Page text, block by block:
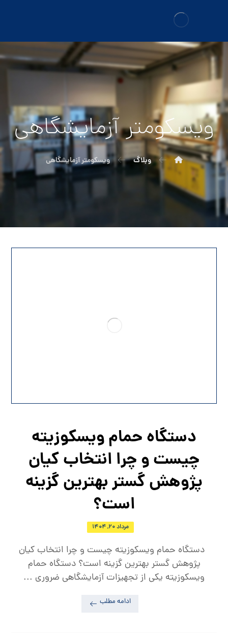
ویسکومتر آزمایشگاهی
وبلاگ ویسکومتر آزمایشگاهی
دستگاه حمام ویسکوزیته
چیست و چرا انتخاب کیان
پژوهش گستر بهترین گزینه
است؟
مرداد ۲۰, ۱۴۰۴
دستگاه حمام ویسکوزیته چیست و چرا انتخاب کیان
پژوهش گستر بهترین گزینه است؟ دستگاه حمام
ویسکوزیته یکی از تجهیزات آزمایشگاهی ضروری ...
ادامه مطلب